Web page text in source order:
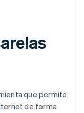
que permite
de forma